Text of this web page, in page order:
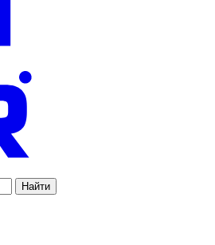
Найти